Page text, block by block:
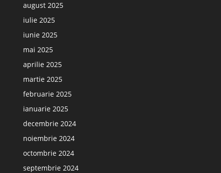
august 2025
iulie 2025
iunie 2025
mai 2025
aprilie 2025
martie 2025
februarie 2025
ianuarie 2025
decembrie 2024
noiembrie 2024
octombrie 2024
septembrie 2024